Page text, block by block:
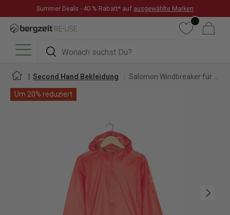
DIREKT ZUM INHALT
Summer Deals - 40 % Rabatt* auf ausgewählte Marken
Suchen
Suchen
WunschlisteWarenkorb
Menü
Second Hand Bekleidung
Um 20% reduziert
Nächste